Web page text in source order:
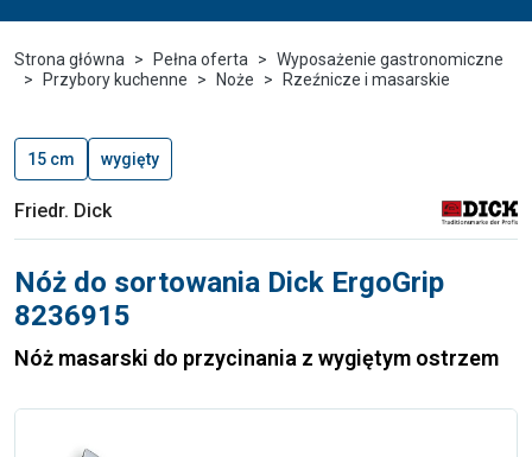
Strona główna Pełna oferta
Wyposażenie gastronomiczne
Przybory kuchenne
Noże Rzeźnicze i masarskie
15 cm wygięty
Friedr. Dick
Nóż do sortowania Dick ErgoGrip
8236915
Nóż masarski do przycinania z wygiętym ostrzem